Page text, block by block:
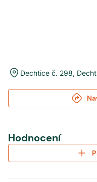
Dechtice č. 298,
Hodnocení